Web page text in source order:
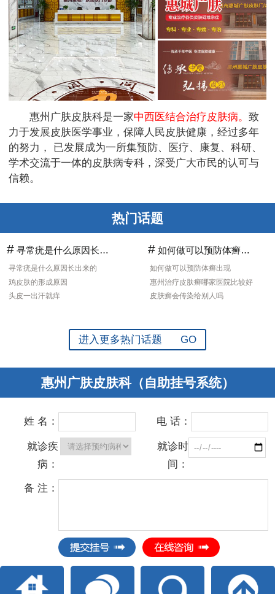
惠州广肤皮肤科是一家中西医结合治疗皮肤病。 致
力于发展皮肤医学事业，保障人民皮肤健康，经过多年
的努力， 已发展成为一所集预防、医疗、康复、科研、
学术交流于一体的皮肤病专科，深受广大市民的认可与
信赖。
热门话题
# 寻常疣是什么原因长出来的
寻常疣是什么原因长出来的
鸡皮肤的形成原因
头皮一出汗就痒
# 如何做可以预防体癣出现
如何做可以预防体癣出现
惠州治疗皮肤癣哪家医院比较好
皮肤癣会传染给别人吗
进入更多热门话题 GO
惠州广肤皮肤科（自助挂号系统）
姓 名： 电 话：
就诊疾
病：
就诊时
间：
备 注：